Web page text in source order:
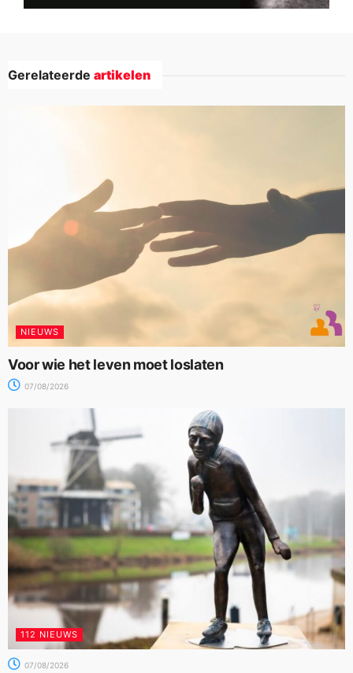
Gerelateerde artikelen
NIEUWS
Voor wie het leven moet loslaten
07/08/2026
112 NIEUWS
07/08/2026